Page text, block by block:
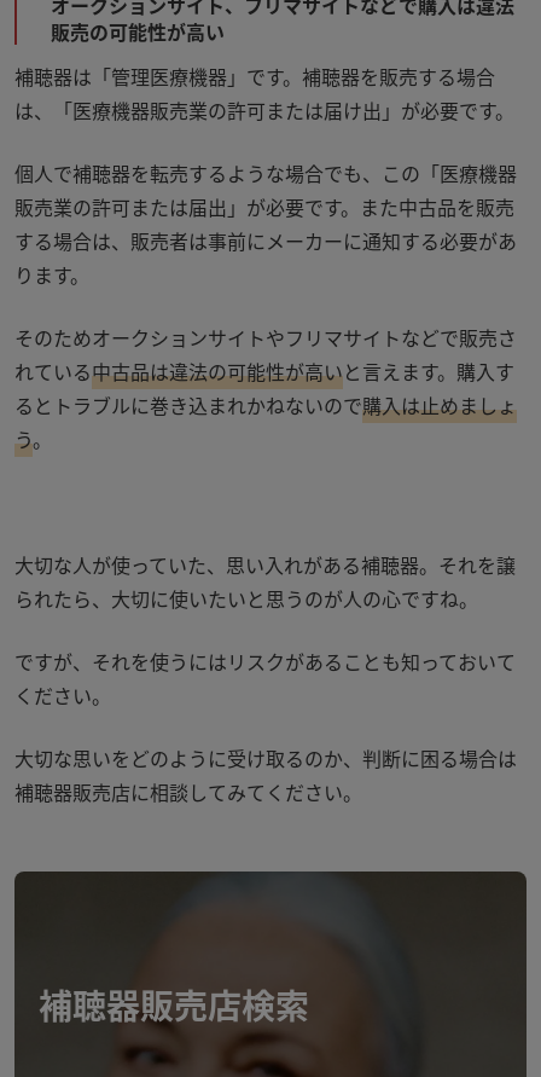
販売の可能性が高い
補聴器は「管理医療機器」です。補聴器を販売する場合
は、「医療機器販売業の許可または届け出」が必要です。
個人で補聴器を転売するような場合でも、この「医療機器
販売業の許可または届出」が必要です。また中古品を販売
する場合は、販売者は事前にメーカーに通知する必要があ
ります。
そのためオークションサイトやフリマサイトなどで販売さ
れている中古品は違法の可能性が高いと言えます。購入す
るとトラブルに巻き込まれかねないので購入は止めましょ
う。
大切な人が使っていた、思い入れがある補聴器。それを譲
られたら、大切に使いたいと思うのが人の心ですね。
ですが、それを使うにはリスクがあることも知っておいて
ください。
大切な思いをどのように受け取るのか、判断に困る場合は
補聴器販売店に相談してみてください。
補聴器販売店検索